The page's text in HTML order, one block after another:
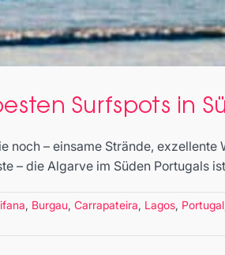
Surfspots in
– einsame Strände,
– die Algarve im Süden Portugals
, Burgau, Carrapateira, Lagos, Portugal